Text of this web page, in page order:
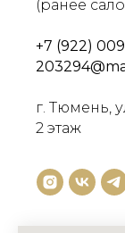
(ранее
+7 (922)
г. Тюмень,
2 этаж